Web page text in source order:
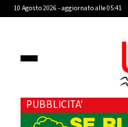
10 Agosto 2026 - aggiornato alle 05:41
PUBBLICITA'